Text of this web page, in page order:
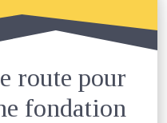
route pour
fondation